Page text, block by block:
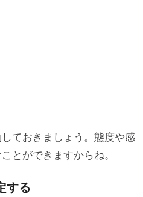
ておきましょう。態度や感
とができますからね。
する